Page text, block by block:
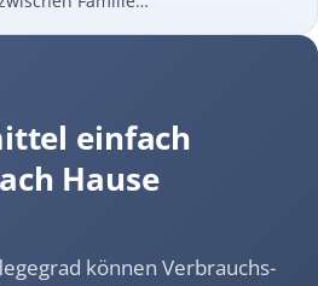
einfach
Hause
können Verbrauchs-